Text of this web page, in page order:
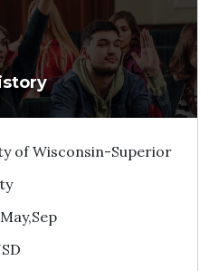
Ghi danh
Tham vấn Interlink
of Wisconsin-Superior